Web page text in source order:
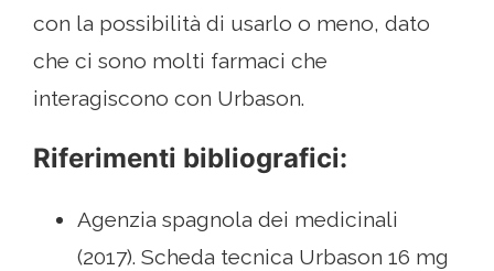
con la possibilità di usarlo o meno, dato
che ci sono molti farmaci che
interagiscono con Urbason.
Riferimenti bibliografici:
Agenzia spagnola dei medicinali
(2017). Scheda tecnica Urbason 16 mg